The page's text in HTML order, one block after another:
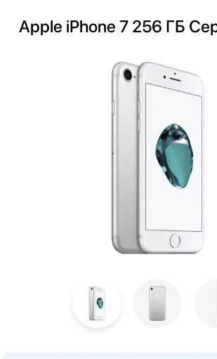
Apple iPhone 7 256 ГБ